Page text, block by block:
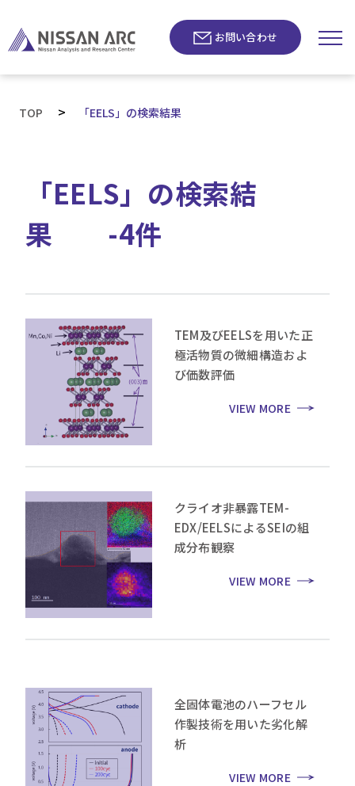
お問い合わせ
TOP > 「EELS」の検索結果
「EELS」の検索結
果 -4件
TEM及びEELSを用いた正
極活物質の微細構造およ
び価数評価
VIEW MORE
クライオ非暴露TEM-
EDX/EELSによるSEIの組
成分布観察
VIEW MORE
全固体電池のハーフセル
作製技術を用いた劣化解
析
VIEW MORE